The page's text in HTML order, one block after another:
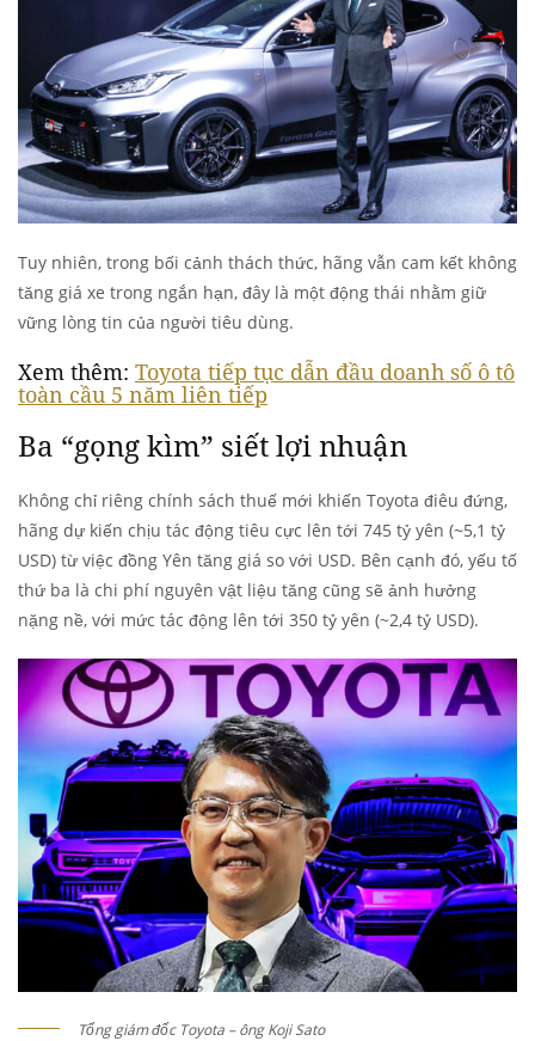
Tuy nhiên, trong bối cảnh thách thức, hãng vẫn cam kết không
tăng giá xe trong ngắn hạn, đây là một động thái nhằm giữ
vững lòng tin của người tiêu dùng.
Xem thêm: Toyota tiếp tục dẫn đầu doanh số ô tô
toàn cầu 5 năm liên tiếp
Ba “gọng kìm” siết lợi nhuận
Không chỉ riêng chính sách thuế mới khiến Toyota điêu đứng,
hãng dự kiến chịu tác động tiêu cực lên tới 745 tỷ yên (~5,1 tỷ
USD) từ việc đồng Yên tăng giá so với USD. Bên cạnh đó, yếu tố
thứ ba là chi phí nguyên vật liệu tăng cũng sẽ ảnh hưởng
nặng nề, với mức tác động lên tới 350 tỷ yên (~2,4 tỷ USD).
Tổng giám đốc Toyota – ông Koji Sato